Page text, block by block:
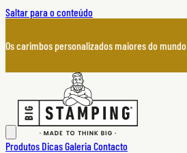
Saltar para o conteúdo
Os carimbos personalizados maiores do mundo
Produtos DicasGaleriaContacto